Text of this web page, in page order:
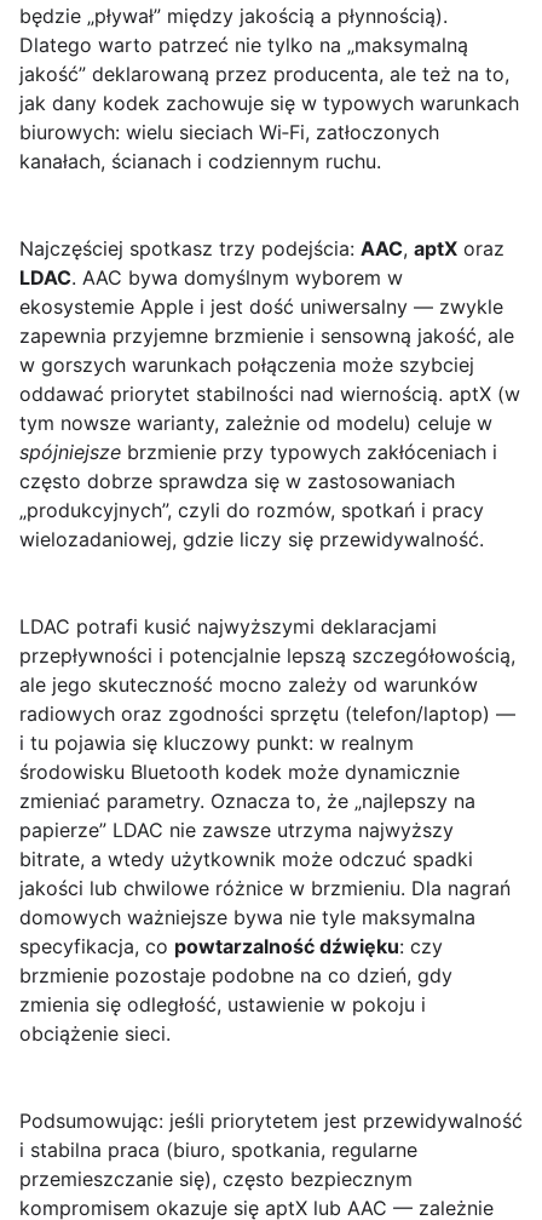
będzie „pływał” między jakością a płynnością).
Dlatego warto patrzeć nie tylko na „maksymalną
jakość” deklarowaną przez producenta, ale też na to,
jak dany kodek zachowuje się w typowych warunkach
biurowych: wielu sieciach Wi‑Fi, zatłoczonych
kanałach, ścianach i codziennym ruchu.
Najczęściej spotkasz trzy podejścia: AAC, aptX oraz
LDAC. AAC bywa domyślnym wyborem w
ekosystemie Apple i jest dość uniwersalny — zwykle
zapewnia przyjemne brzmienie i sensowną jakość, ale
w gorszych warunkach połączenia może szybciej
oddawać priorytet stabilności nad wiernością. aptX (w
tym nowsze warianty, zależnie od modelu) celuje w
spójniejsze brzmienie przy typowych zakłóceniach i
często dobrze sprawdza się w zastosowaniach
„produkcyjnych”, czyli do rozmów, spotkań i pracy
wielozadaniowej, gdzie liczy się przewidywalność.
LDAC potrafi kusić najwyższymi deklaracjami
przepływności i potencjalnie lepszą szczegółowością,
ale jego skuteczność mocno zależy od warunków
radiowych oraz zgodności sprzętu (telefon/laptop) —
i tu pojawia się kluczowy punkt: w realnym
środowisku Bluetooth kodek może dynamicznie
zmieniać parametry. Oznacza to, że „najlepszy na
papierze” LDAC nie zawsze utrzyma najwyższy
bitrate, a wtedy użytkownik może odczuć spadki
jakości lub chwilowe różnice w brzmieniu. Dla nagrań
domowych ważniejsze bywa nie tyle maksymalna
specyfikacja, co powtarzalność dźwięku: czy
brzmienie pozostaje podobne na co dzień, gdy
zmienia się odległość, ustawienie w pokoju i
obciążenie sieci.
Podsumowując: jeśli priorytetem jest przewidywalność
i stabilna praca (biuro, spotkania, regularne
przemieszczanie się), często bezpiecznym
kompromisem okazuje się aptX lub AAC — zależnie